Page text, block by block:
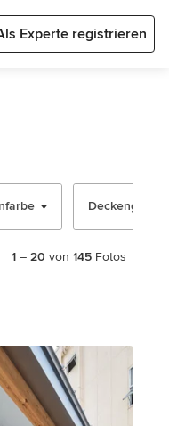
Experte registrieren
1 – 20 von 145 Fotos